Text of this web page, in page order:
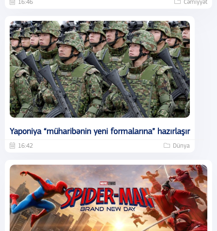
16:46 Cəmiyyət
Yaponiya “müharibənin yeni formalarına” hazırlaşır
16:42 Dünya